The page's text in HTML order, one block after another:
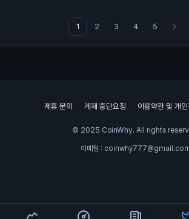
1 2 3 4 5
제휴 문의 게재 중단요청 이용약관 및 개
© 2025 CoinWhy. All rights
이메일 :